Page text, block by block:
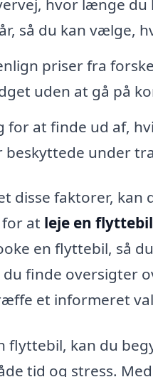
hvor længe
så du kan vælge,
priser fra
uden at gå på
for at finde ud af,
beskyttede under
disse faktorer,
at leje en
en flyttebil, så
finde oversigter
et informeret
flyttebil, kan du
tid og stress.